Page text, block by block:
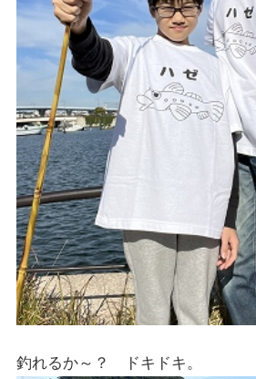
釣れるか～？ ドキドキ。